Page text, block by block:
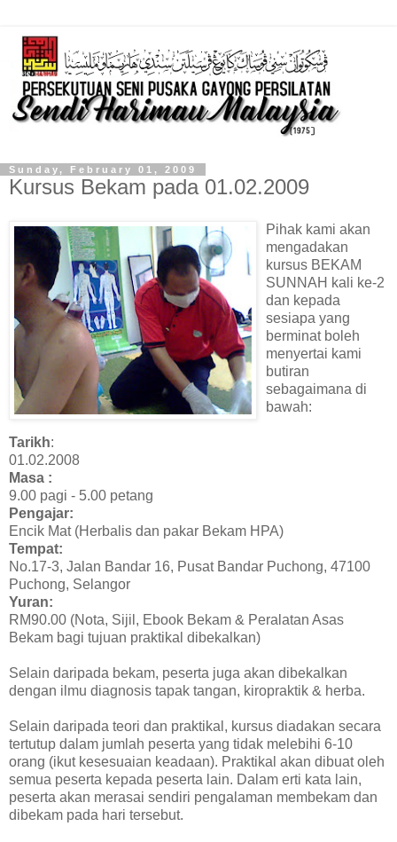
Sunday, February 01, 2009
Kursus Bekam pada 01.02.2009
Pihak kami akan
mengadakan
kursus BEKAM
SUNNAH kali ke-2
dan kepada
sesiapa yang
berminat boleh
menyertai kami
butiran
sebagaimana di
bawah:
Tarikh:
01.02.2008
Masa :
9.00 pagi - 5.00 petang
Pengajar:
Encik Mat (Herbalis dan pakar Bekam HPA)
Tempat:
No.17-3, Jalan Bandar 16, Pusat Bandar Puchong, 47100
Puchong, Selangor
Yuran:
RM90.00 (Nota, Sijil, Ebook Bekam & Peralatan Asas
Bekam bagi tujuan praktikal dibekalkan)
Selain daripada bekam, peserta juga akan dibekalkan
dengan ilmu diagnosis tapak tangan, kiropraktik & herba.
Selain daripada teori dan praktikal, kursus diadakan secara
tertutup dalam jumlah peserta yang tidak melebihi 6-10
orang (ikut kesesuaian keadaan). Praktikal akan dibuat oleh
semua peserta kepada peserta lain. Dalam erti kata lain,
peserta akan merasai sendiri pengalaman membekam dan
dibekam pada hari tersebut.